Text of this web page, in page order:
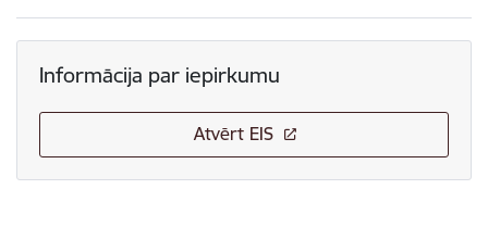
Informācija par iepirkumu
Atvērt EIS